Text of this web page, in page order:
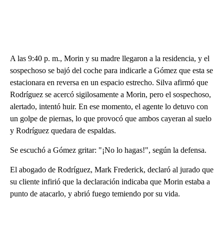
A las 9:40 p. m., Morin y su madre llegaron a la residencia, y el
sospechoso se bajó del coche para indicarle a Gómez que esta se
estacionara en reversa en un espacio estrecho. Silva afirmó que
Rodríguez se acercó sigilosamente a Morin, pero el sospechoso,
alertado, intentó huir. En ese momento, el agente lo detuvo con
un golpe de piernas, lo que provocó que ambos cayeran al suelo
y Rodríguez quedara de espaldas.
Se escuchó a Gómez gritar: "¡No lo hagas!", según la defensa.
El abogado de Rodríguez, Mark Frederick, declaró al jurado que
su cliente infirió que la declaración indicaba que Morin estaba a
punto de atacarlo, y abrió fuego temiendo por su vida.